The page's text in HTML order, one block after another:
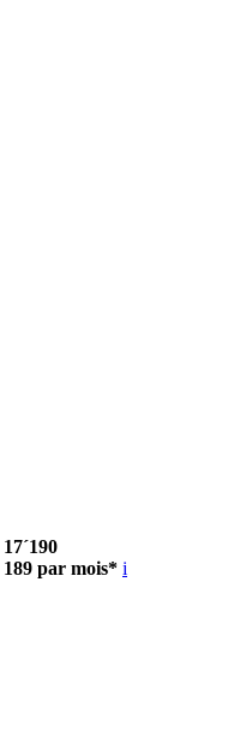
par mois* i